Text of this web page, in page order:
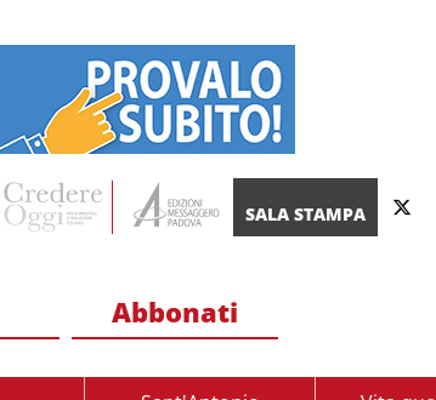
SALA STAMPA
Abbonati